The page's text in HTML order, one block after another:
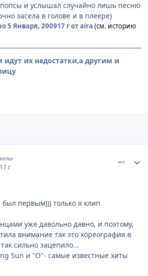
и услышал случайно лишь песню
засела в голове и в плеере)
5 Января, 200917 гот aira (см. историю
их недостатки,а другим и
17 г
первым))) только я клип
уже давольно давно, и поэтому,
внимание так это хореография в
сильно зацепило...
Sun и "O"- самые известные хиты